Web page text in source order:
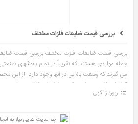
بررسی قیمت ضایعات فلزات مختلف
بررسی قیمت ضایعات فلزات مختلف بررسی قیمت
جمله مواردی هستند که تقریباً در تمام بخشهای
می گیرند که وسعت بالایی در آنها وجود دارد. از این
آلیاژ استفاده می شود. قیمت ضایعات فلزات نیز با توجه
می شود. در کشور ما معادن مختلفی از این فلزات وجود
رپورتاژ آگهی